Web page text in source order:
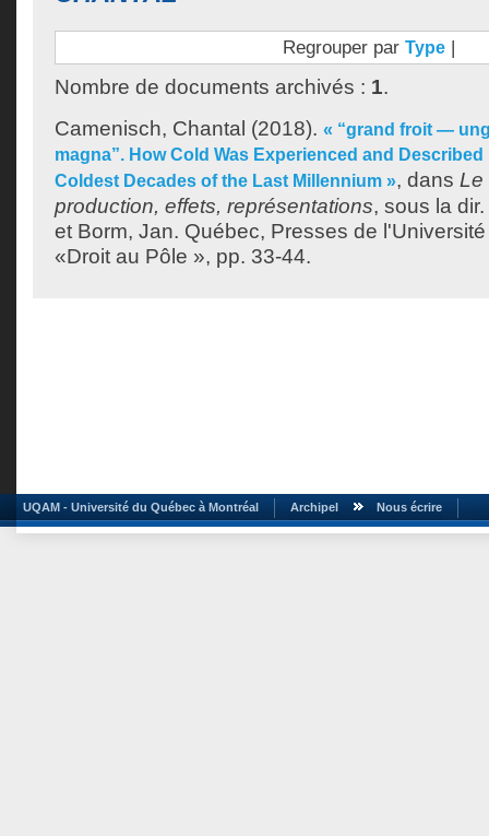
Regrouper par Type |
Nombre de documents archivés : 1.
Camenisch, Chantal (2018). « “grand froit —
magna”. How Cold Was Experienced and Described
Coldest Decades of the Last Millennium », dans Le
production, effets, représentations, sous la
et Borm, Jan. Québec, Presses de
«Droit au Pôle », pp. 33-44.
UQAM - Université du Québec à Montréal Archipel Nous écrire